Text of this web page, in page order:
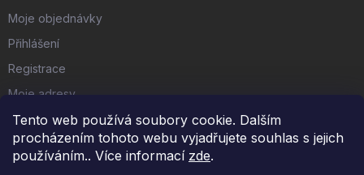
Tento web používá soubory cookie. Dalším
procházením tohoto webu vyjadřujete souhlas s jejich
používáním.. Více informací zde.
Moje objednávky
Přihlášení
Registrace
Moje adresy
FACEBOOK